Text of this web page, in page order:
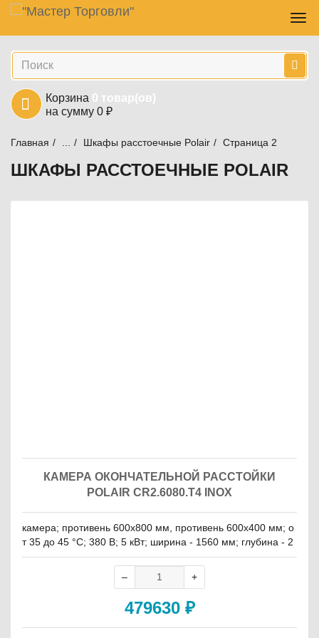
Skip
to
main
content
Навигация
Поиск
Корзина 0 товар(ов)
на сумму 0 ₽
Главная Тепловое оборудование
Шкафы расстоечные
Шкафы расстоечные Polair Страница 2
ШКАФЫ РАССТОЕЧНЫЕ POLAIR
Товары
КАМЕРА ОКОНЧАТЕЛЬНОЙ РАССТОЙКИ
POLAIR CR2.6080.Т4 INOX
камера; противень 600x800 мм, противень 600х400 мм; о
т 35 до 45 °С; 380 В; 5 кВт; ширина - 1560 мм; глубина - 2
160 мм
479630 ₽